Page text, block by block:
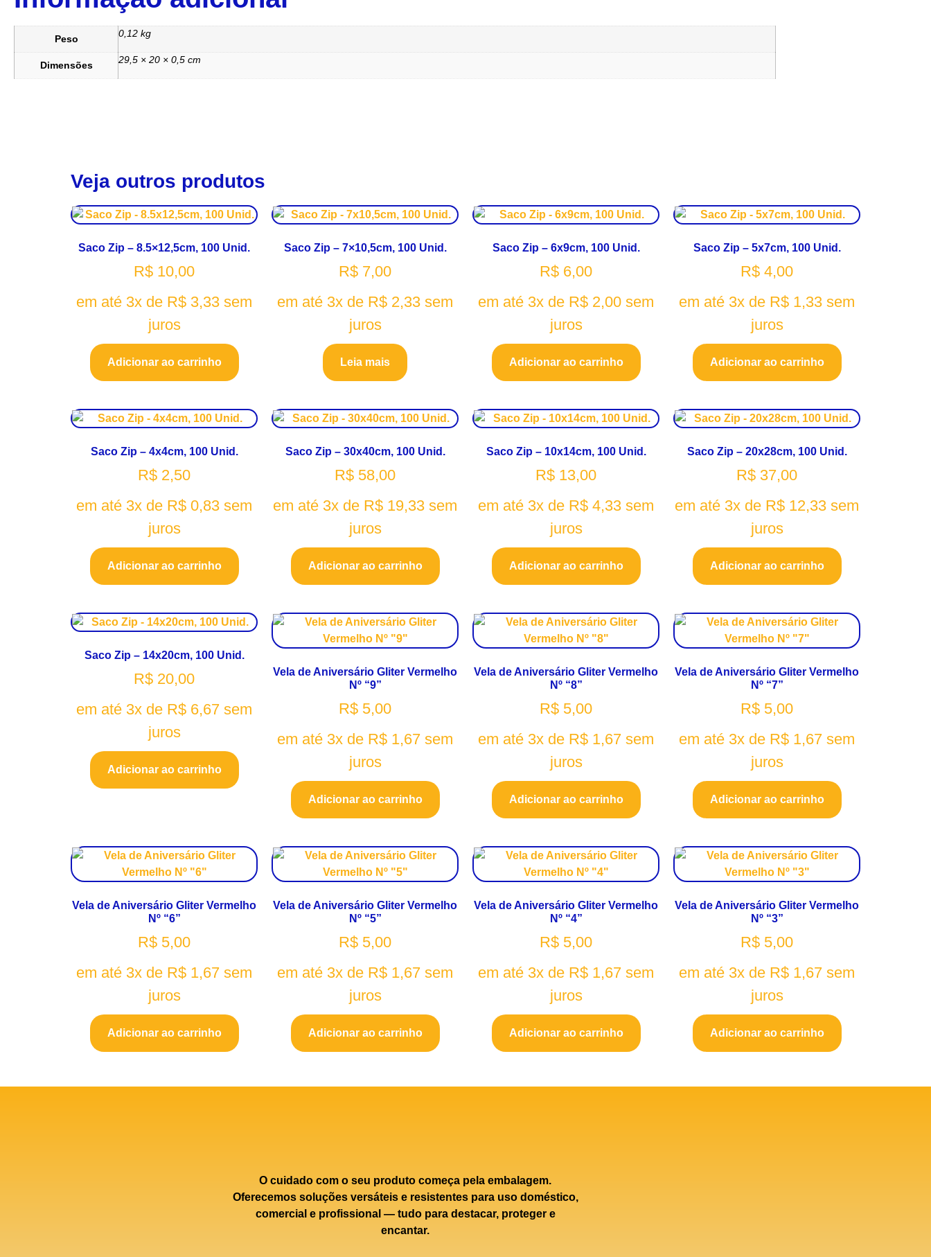
Peso 0,12 kg
Dimensões 29,5 × 20 × 0,5 cm
Veja outros produtos
Saco Zip – 8.5×12,5cm, 100 Unid.
R$ 10,00
em até 3x de R$ 3,33 sem
juros
Adicionar ao carrinho
Saco Zip – 7×10,5cm, 100 Unid.
R$ 7,00
em até 3x de R$ 2,33 sem
juros
Leia mais
Saco Zip – 6x9cm, 100 Unid.
R$ 6,00
em até 3x de R$ 2,00 sem
juros
Adicionar ao carrinho
Saco Zip – 5x7cm, 100 Unid.
R$ 4,00
em até 3x de R$ 1,33 sem
juros
Adicionar ao carrinho
Saco Zip – 4x4cm, 100 Unid.
R$ 2,50
em até 3x de R$ 0,83 sem
juros
Adicionar ao carrinho
Saco Zip – 30x40cm, 100 Unid.
R$ 58,00
em até 3x de R$ 19,33 sem
juros
Adicionar ao carrinho
Saco Zip – 10x14cm, 100 Unid.
R$ 13,00
em até 3x de R$ 4,33 sem
juros
Adicionar ao carrinho
Saco Zip – 20x28cm, 100 Unid.
R$ 37,00
em até 3x de R$ 12,33 sem
juros
Adicionar ao carrinho
Saco Zip – 14x20cm, 100 Unid.
R$ 20,00
em até 3x de R$ 6,67 sem
juros
Adicionar ao carrinho
Vela de Aniversário Gliter Vermelho
Nº “9”
R$ 5,00
em até 3x de R$ 1,67 sem
juros
Adicionar ao carrinho
Vela de Aniversário Gliter Vermelho
Nº “8”
R$ 5,00
em até 3x de R$ 1,67 sem
juros
Adicionar ao carrinho
Vela de Aniversário Gliter Vermelho
Nº “7”
R$ 5,00
em até 3x de R$ 1,67 sem
juros
Adicionar ao carrinho
Vela de Aniversário Gliter Vermelho
Nº “6”
R$ 5,00
em até 3x de R$ 1,67 sem
juros
Adicionar ao carrinho
Vela de Aniversário Gliter Vermelho
Nº “5”
R$ 5,00
em até 3x de R$ 1,67 sem
juros
Adicionar ao carrinho
Vela de Aniversário Gliter Vermelho
Nº “4”
R$ 5,00
em até 3x de R$ 1,67 sem
juros
Adicionar ao carrinho
Vela de Aniversário Gliter Vermelho
Nº “3”
R$ 5,00
em até 3x de R$ 1,67 sem
juros
Adicionar ao carrinho
O cuidado com o seu produto começa pela embalagem.
Oferecemos soluções versáteis e resistentes para uso doméstico,
comercial e profissional — tudo para destacar, proteger e
encantar.